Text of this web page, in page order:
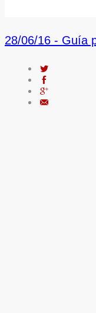
28/06/16 - Guía